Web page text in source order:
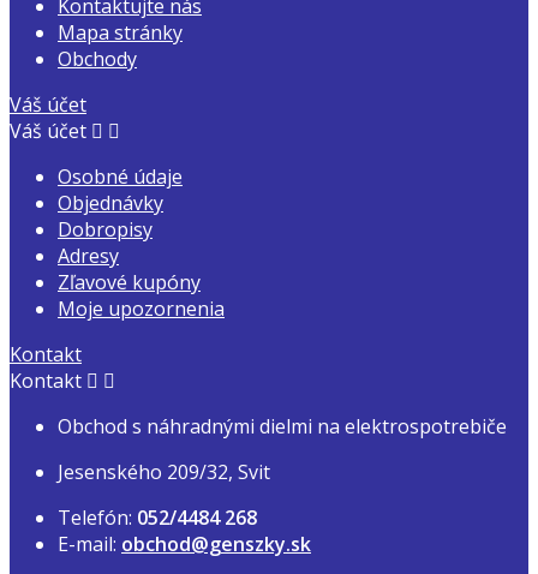
Kontaktujte nás
Mapa stránky
Obchody
Váš účet
Váš účet  
Osobné údaje
Objednávky
Dobropisy
Adresy
Zľavové kupóny
Moje upozornenia
Kontakt
Kontakt  
Obchod s náhradnými dielmi na elektrospotrebiče
Jesenského 209/32, Svit
Telefón: 052/4484 268
E-mail: obchod@genszky.sk